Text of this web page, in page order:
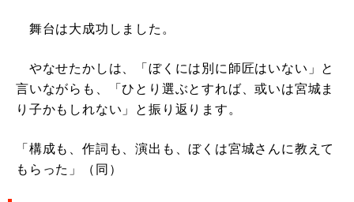
舞台は大成功しました。
やなせたかしは、「ぼくには別に師匠はいない」と
言いながらも、「ひとり選ぶとすれば、或いは宮城ま
り子かもしれない」と振り返ります。
「構成も、作詞も、演出も、ぼくは宮城さんに教えて
もらった」（同）